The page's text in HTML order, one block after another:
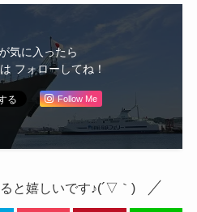
気に入ったら
フォローしてね！
Follow Me
と嬉しいです♪(´▽｀)